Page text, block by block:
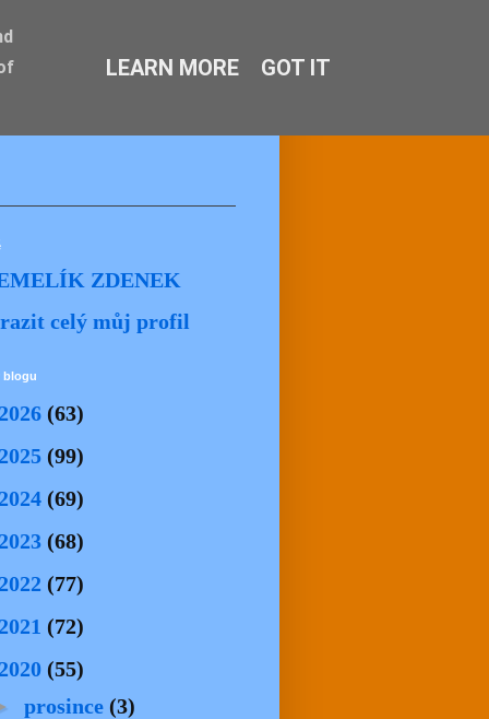
ZDENEK
celý můj profil
blogu
2026 (63)
2025 (99)
2024 (69)
2023 (68)
2022 (77)
2021 (72)
2020 (55)
prosince (3)
LEARN MORE GOT IT